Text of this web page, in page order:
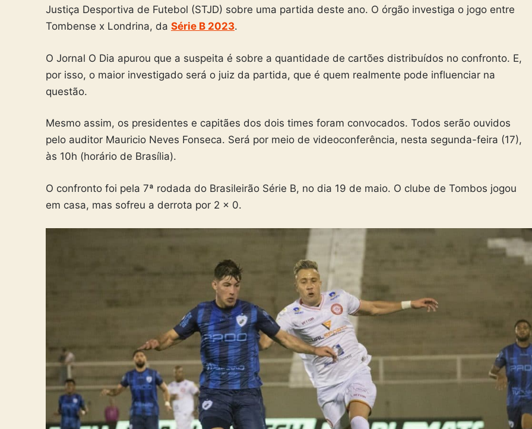
Justiça Desportiva de Futebol (STJD) sobre uma partida deste ano. O órgão investiga o jogo entre
Tombense x Londrina, da Série B 2023.
O Jornal O Dia apurou que a suspeita é sobre a quantidade de cartões distribuídos no confronto. E,
por isso, o maior investigado será o juiz da partida, que é quem realmente pode influenciar na
questão.
Mesmo assim, os presidentes e capitães dos dois times foram convocados. Todos serão ouvidos
pelo auditor Mauricio Neves Fonseca. Será por meio de videoconferência, nesta segunda-feira (17),
às 10h (horário de Brasília).
O confronto foi pela 7ª rodada do Brasileirão Série B, no dia 19 de maio. O clube de Tombos jogou
em casa, mas sofreu a derrota por 2 x 0.